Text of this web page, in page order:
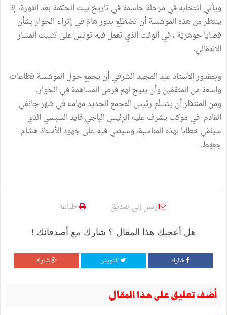
ويأتي انتخابه في مرحلة حاسمة في تاريخ بيت الحكمة بعد الثورة، إذ
ينتظر من هذه المؤسّسة أن تضطلع بدور هامّ في إثراء الحوار بشأن
قضايا جوهريّة ، في الوقت الذي تعمل فيه تونس على تثبيت المسار
الانتقالي.
وبمقدور الأستاذ عبد المجيد الشرفي أن يجمع حول المؤسّسة قطاعات
واسعة من المثقفين وأن يتيح لهم فرص المساهمة في الحوار.
ومن المنتظر أن يتسلّم رئيس المجمع الجديد مهامه في شهر جانفي
القادم في موكب يشرف عليه الرئيس الباجي قايد السبسي الذي
سيلقي خطابا بهذه المناسبة، وسيثني فيه على جهود الأستاذ هشام
جعيّط.
أرسل إلى صديق طباعة
هل أعجبك هذا المقال ؟ شارك مع أصدقائك !
شارك التويتر شارك
أضف تعليق على هذا المقال